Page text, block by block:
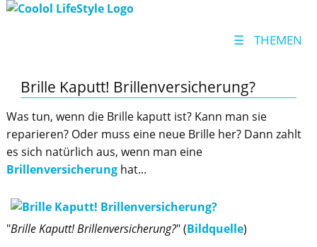
☰ THEMEN
Brille Kaputt! Brillenversicherung?
Was tun, wenn die Brille kaputt ist? Kann man sie
reparieren? Oder muss eine neue Brille her? Dann zahlt
es sich natürlich aus, wenn man eine
Brillenversicherunghat...
"Brille Kaputt! Brillenversicherung?" (Bildquelle)